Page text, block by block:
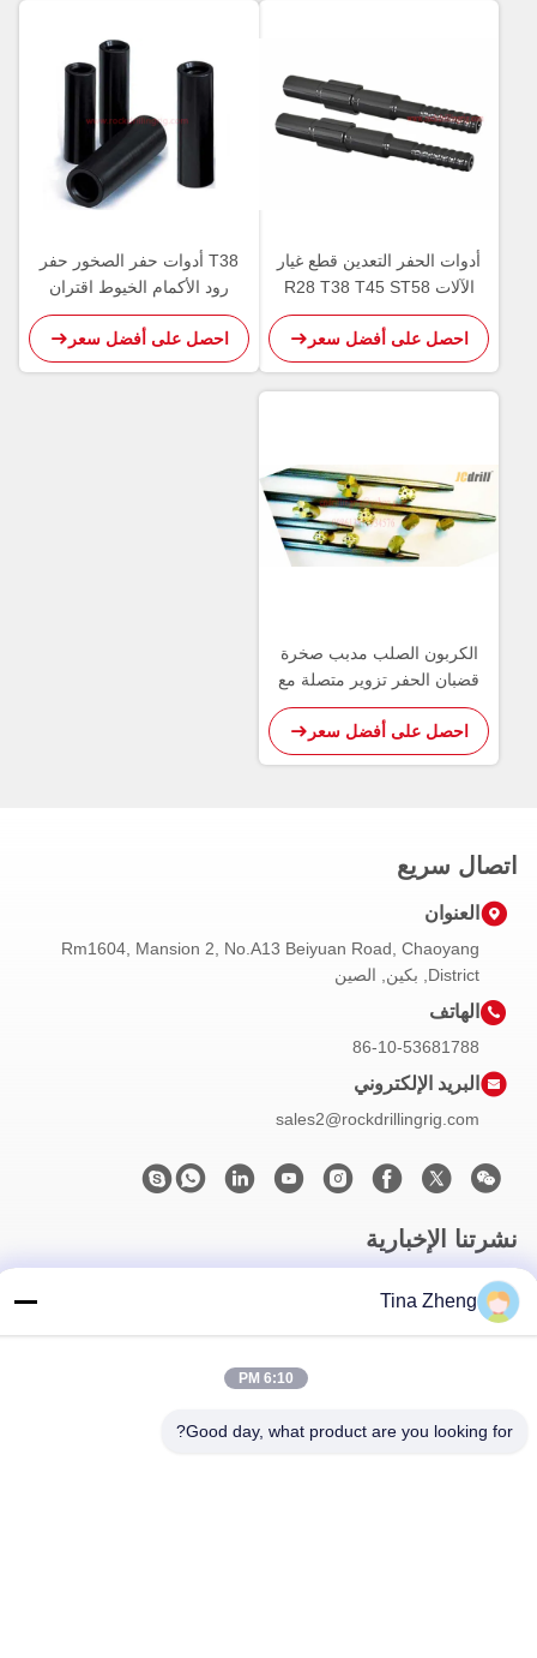
أدوات الحفر التعدين قطع غيار
الآلات R28 T38 T45 ST58
عرقوب محول الكربون الصلب
احصل على أفضل سعر
T38 أدوات حفر الصخور حفر
رود الأكمام الخيوط اقتران
الأكمام اللون الأسود
احصل على أفضل سعر
الكربون الصلب مدبب صخرة
قضبان الحفر تزوير متصلة مع
زر بت
احصل على أفضل سعر
اتصال سريع
العنوان
Rm1604, Mansion 2, No.A13 Beiyuan Road, Chaoyang
District, بكين, الصين
الهاتف
86-10-53681788
البريد الإلكتروني
sales2@rockdrillingrig.com
نشرتنا الإخبارية
اشترك في نشرتنا الإخبارية للحصول على خصومات وأكثر.
Tina Zheng
6:10 PM
Good day, what product are you looking for?